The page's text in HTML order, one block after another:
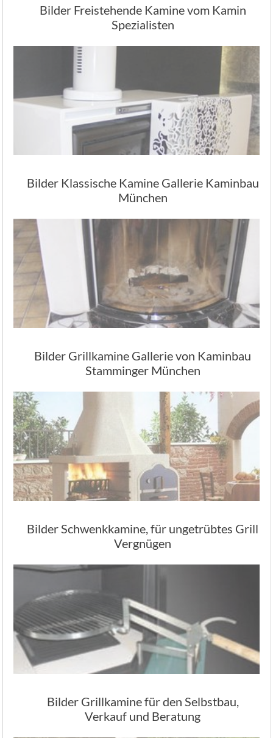
Bilder Freistehende Kamine vom Kamin
Spezialisten
Bilder Klassische Kamine Gallerie Kaminbau
München
Bilder Grillkamine Gallerie von Kaminbau
Stamminger München
Bilder Schwenkkamine, für ungetrübtes Grill
Vergnügen
Bilder Grillkamine für den Selbstbau,
Verkauf und Beratung